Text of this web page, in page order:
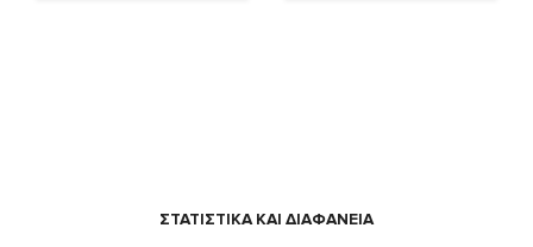
ΣΤΑΤΙΣΤΙΚΑ ΚΑΙ ΔΙΑΦΑΝΕΙΑ